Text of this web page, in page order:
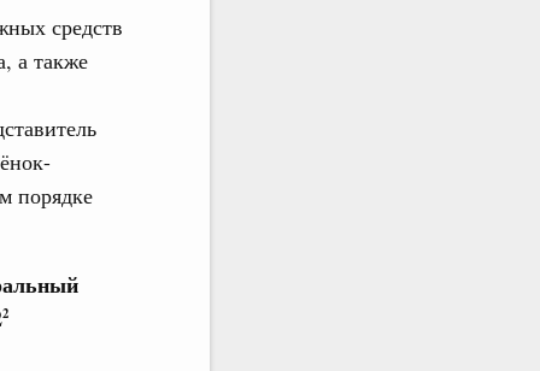
средств
а также
порядке
2